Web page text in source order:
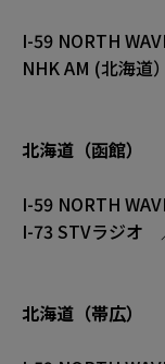
I-59 NORTH
NHK AM (北海
北海道（函館）
I-59 NORTH
I-73 STVラジオ
北海道（帯広）